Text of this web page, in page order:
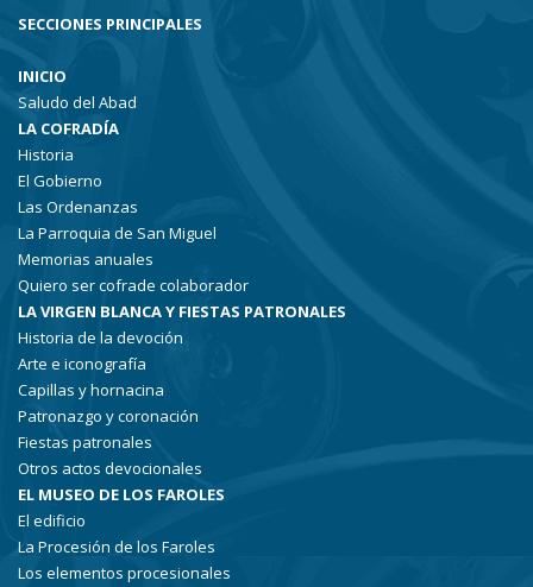
SECCIONES PRINCIPALES
INICIO
Saludo del Abad
LA COFRADÍA
Historia
El Gobierno
Las Ordenanzas
La Parroquia de San Miguel
Memorias anuales
Quiero ser cofrade colaborador
LA VIRGEN BLANCA Y FIESTAS PATRONALES
Historia de la devoción
Arte e iconografía
Capillas y hornacina
Patronazgo y coronación
Fiestas patronales
Otros actos devocionales
EL MUSEO DE LOS FAROLES
El edificio
La Procesión de los Faroles
Los elementos procesionales